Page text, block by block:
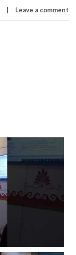
Leave a comment